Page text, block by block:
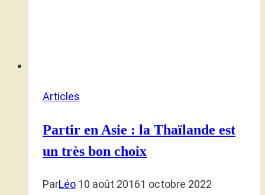
Articles
Partir en Asie : la Thaïlande est
un très bon choix
ParLéo 10 août 20161 octobre 2022